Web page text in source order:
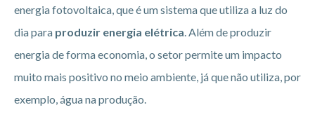
energia fotovoltaica, que é um sistema que utiliza a luz do
dia para produzir energia elétrica. Além de produzir
energia de forma economia, o setor permite um impacto
muito mais positivo no meio ambiente, já que não utiliza, por
exemplo, água na produção.